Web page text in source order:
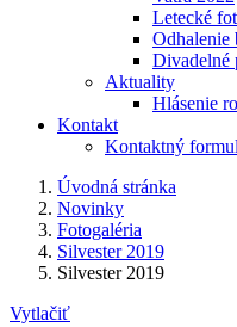
Letecké
Odhalenie
Divadelné
Aktuality
Hlásenie
Kontakt
Kontaktný
Úvodná stránka
Novinky
Fotogaléria
Silvester 2019
Silvester 2019
Vytlačiť